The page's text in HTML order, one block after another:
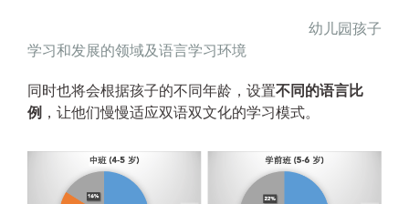
幼儿园孩子
学习和发展的领域及语言学习环境
同时也将会根据孩子的不同年龄，设置不同的语言比
例 ，让他们慢慢适应双语双文化的学习模式。